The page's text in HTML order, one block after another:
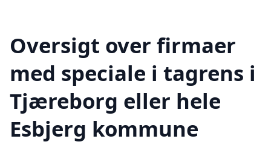
Oversigt over firmaer
med speciale i tagrens i
Tjæreborg eller hele
Esbjerg kommune